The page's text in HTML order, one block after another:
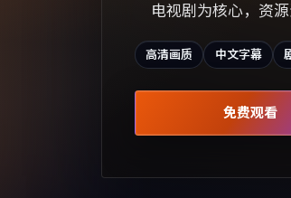
电视剧为核心，资
高清画质 中文字幕
免费观看